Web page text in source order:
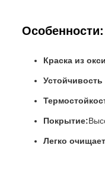
Особенности:
Краска из
Покрытие:
Легко